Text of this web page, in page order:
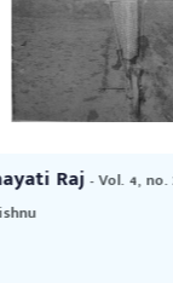
Panchayati Raj-
Dutt, Vishnu